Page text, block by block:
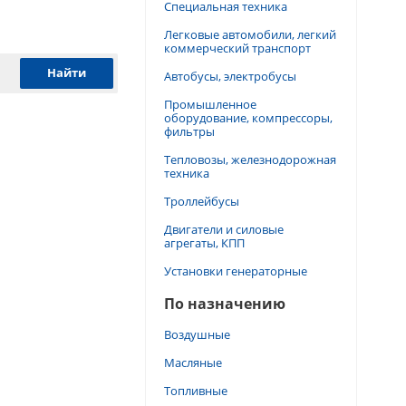
Специальная техника
Легковые автомобили, легкий
коммерческий транспорт
Автобусы, электробусы
Промышленное
оборудование, компрессоры,
фильтры
Тепловозы, железнодорожная
техника
Троллейбусы
Двигатели и силовые
агрегаты, КПП
Установки генераторные
По назначению
Воздушные
Масляные
Топливные